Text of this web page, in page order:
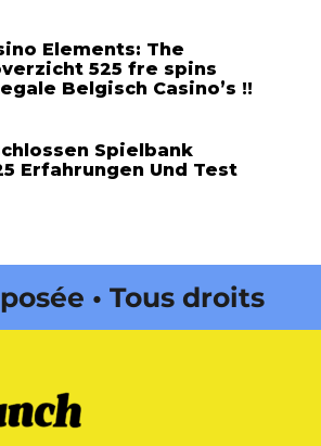
Elements: The
525 fre spins
Belgisch Casino’s !!
Spielbank
Erfahrungen Und Test
• Tous droits
• Tous droits